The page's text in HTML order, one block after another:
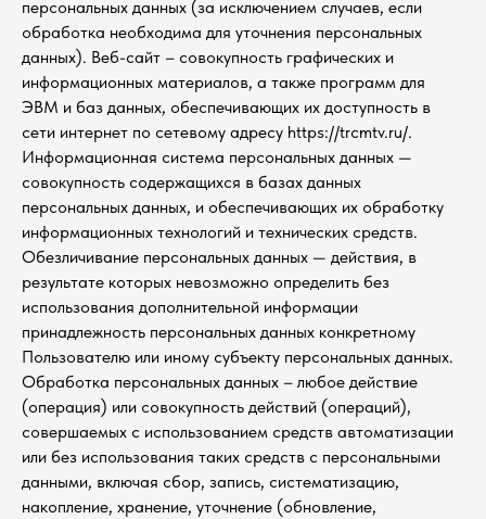
персональных данных (за исключением случаев, если
обработка необходима для уточнения персональных
данных). Веб-сайт – совокупность графических и
информационных материалов, а также программ для
ЭВМ и баз данных, обеспечивающих их доступность в
сети интернет по сетевому адресу https://trcmtv.ru/.
Информационная система персональных данных —
совокупность содержащихся в базах данных
персональных данных, и обеспечивающих их обработку
информационных технологий и технических средств.
Обезличивание персональных данных — действия, в
результате которых невозможно определить без
использования дополнительной информации
принадлежность персональных данных конкретному
Пользователю или иному субъекту персональных данных.
Обработка персональных данных – любое действие
(операция) или совокупность действий (операций),
совершаемых с использованием средств автоматизации
или без использования таких средств с персональными
данными, включая сбор, запись, систематизацию,
накопление, хранение, уточнение (обновление,